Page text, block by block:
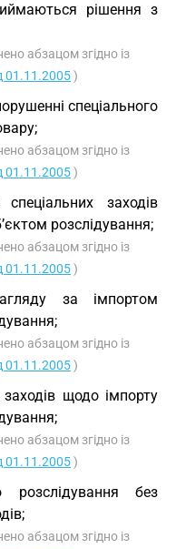
рішення з
абзацом згідно із
01.11.2005)
спеціального
абзацом згідно із
01.11.2005)
заходів
розслідування;
абзацом згідно із
01.11.2005)
за імпортом
абзацом згідно із
01.11.2005)
заходів щодо імпорту
абзацом згідно із
01.11.2005)
розслідування без
абзацом згідно із